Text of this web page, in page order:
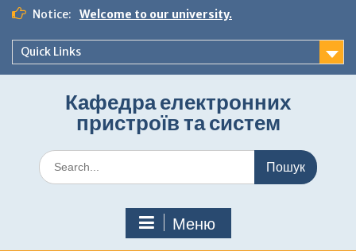
Перейти
вмісту
Notice: Welcome to our university.
Quick Links
Кафедра електронних
пристроїв та систем
Шукати:
Меню